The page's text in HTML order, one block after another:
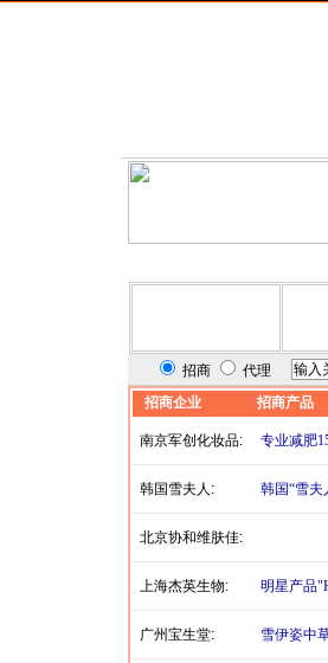
招商 代理
招商企业 招商产品
南京军创化妆品: 专业减肥
韩国雪夫人: 韩国“雪夫
北京协和维肤佳:
上海杰英生物: 明星产品
广州宝生堂: 雪伊姿中